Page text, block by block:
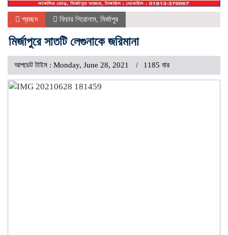
প্রচ্ছদ ফিচার শিরোনাম, মির্জাপুর
মির্জাপুরে সাতটি লেগুনাকে জরিমানা
আপডেট টাইম : Monday, June 28, 2021 1185 বার